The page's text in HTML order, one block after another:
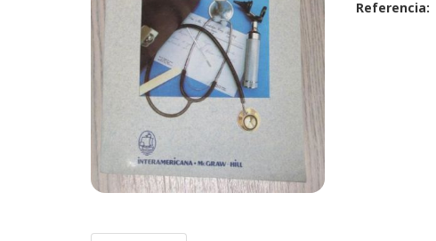
Referencia: